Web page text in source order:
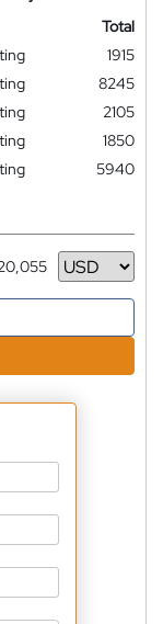
Total
1915
8245
2105
1850
5940